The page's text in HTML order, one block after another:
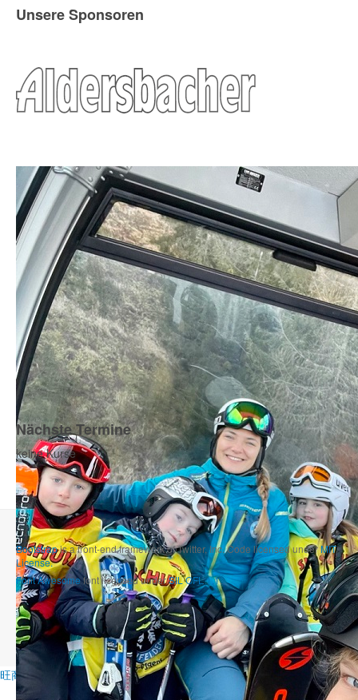
Unsere Sponsoren
Nächste Termine
keine Kurse
Bootstrapis a front-end framework of Twitter, Inc. Code licensed underMIT
License.
Font Awesomefont licensed underSIL OFL 1.1.
旺商聊 旺商聊QuickQ汽水音乐